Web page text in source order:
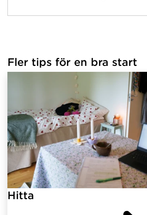
Fler tips för en bra start
Hitta